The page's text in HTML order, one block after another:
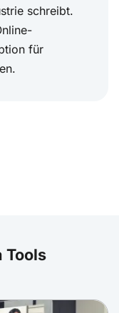
schreibt.
für
Tools